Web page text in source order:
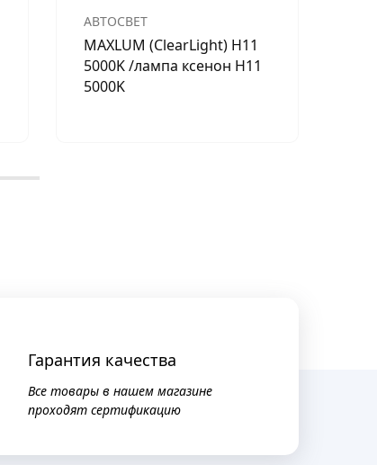
АВТОСВЕТ
MAXLUM (ClearLight) H11
5000K /лампа ксенон H11
5000K
Гарантия качества
Все товары в нашем магазине
проходят сертификацию